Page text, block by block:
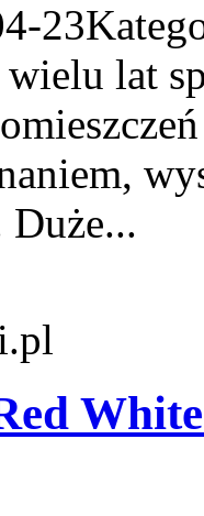
23
lat
Duże...